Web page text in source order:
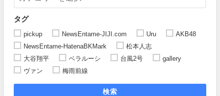
タグ
pickup NewsEntame-JIJI.com Uru
AKB48
NewsEntame-HatenaBKMark
松本人志
大谷翔平
ベラルーシ 台風2号
gallery
ヴァン
梅雨前線
検索